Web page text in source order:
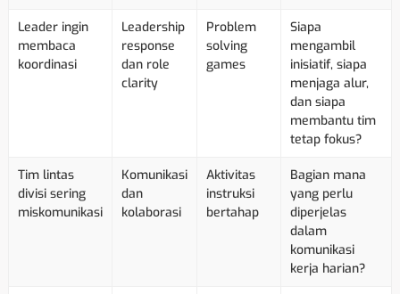
Leader ingin
membaca
koordinasi
Leadership
response
dan role
clarity
Problem
solving
games
Siapa
mengambil
inisiatif, siapa
menjaga alur,
dan siapa
membantu tim
tetap fokus?
Tim lintas
divisi sering
miskomunikasi
Komunikasi
dan
kolaborasi
Aktivitas
instruksi
bertahap
Bagian mana
yang perlu
diperjelas
dalam
komunikasi
kerja harian?